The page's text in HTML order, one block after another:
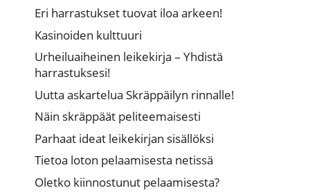
Eri harrastukset tuovat iloa arkeen!
Kasinoiden kulttuuri
Urheiluaiheinen leikekirja – Yhdistä
harrastuksesi!
Uutta askartelua Skräppäilyn rinnalle!
Näin skräppäät peliteemaisesti
Parhaat ideat leikekirjan sisällöksi
Tietoa loton pelaamisesta netissä
Oletko kiinnostunut pelaamisesta?